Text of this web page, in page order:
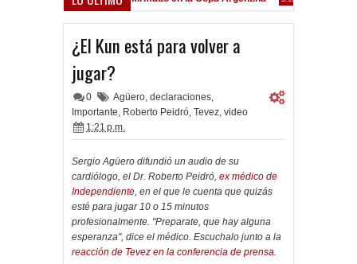
¿El Kun está para volver a
jugar?
0 Agüero, declaraciones,
Importante, Roberto Peidró, Tevez, video
1:21 p.m.
Sergio Agüero difundió un audio de su
cardiólogo, el Dr. Roberto Peidró, ex médico de
Independiente, en el que le cuenta que quizás
esté para jugar 10 o 15 minutos
profesionalmente. "Preparate, que hay alguna
esperanza", dice el médico. Escuchalo junto a la
reacción de Tevez en la conferencia de prensa.